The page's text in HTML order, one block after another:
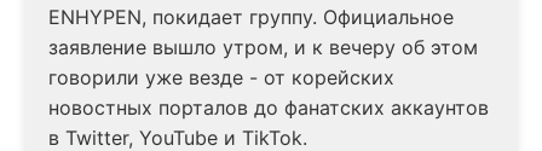
ENHYPEN, покидает группу. Официальное
заявление вышло утром, и к вечеру об этом
говорили уже везде - от корейских
новостных порталов до фанатских аккаунтов
в Twitter, YouTube и TikTok.